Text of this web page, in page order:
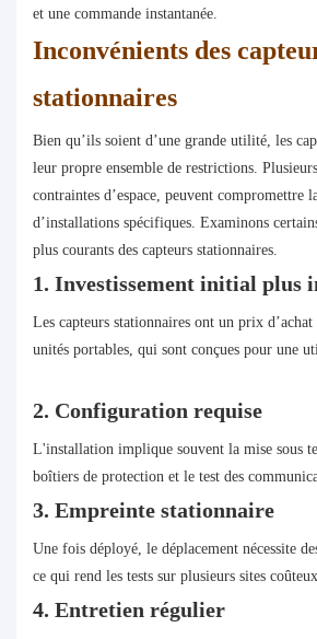
et une commande instantanée.
Inconvénients des
stationnaires
Bien qu’ils soient d’une grande utilité, les
leur propre ensemble de restrictions.
contraintes d’espace, peuvent compromettre
d’installations spécifiques. Examinons
plus courants des capteurs stationnaires.
1. Investissement initial plus
Les capteurs stationnaires ont un prix
unités portables, qui sont conçues pour une
2. Configuration requise
L'installation implique souvent la mise sous
boîtiers de protection et le test des
3​. Empreinte stationnaire
Une fois déployé, le déplacement nécessite
ce qui rend les tests sur plusieurs sites
4. Entretien régulier